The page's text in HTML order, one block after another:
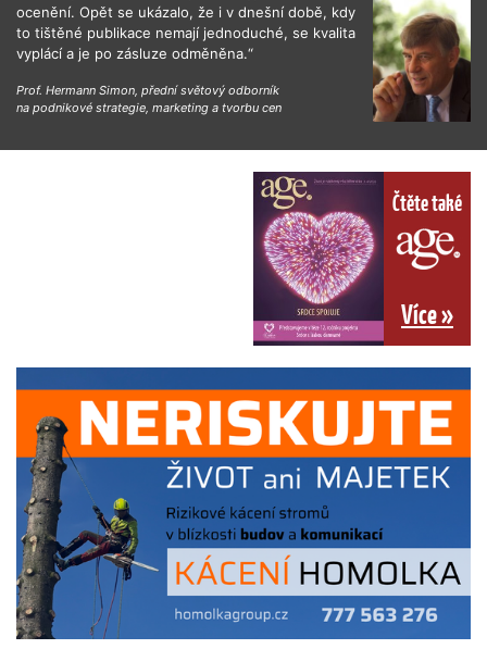
ocenění. Opět se ukázalo, že i v dnešní době, kdy
to tištěné publikace nemají jednoduché, se kvalita
vyplácí a je po zásluze odměněna.“
Prof. Hermann Simon, přední světový odborník
na podnikové strategie, marketing a tvorbu cen
Čtěte také
Více »